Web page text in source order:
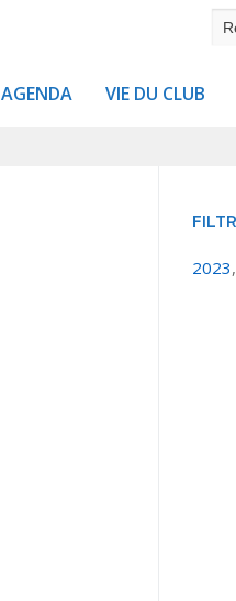
AGENDA VIE DU CLUB
2023,